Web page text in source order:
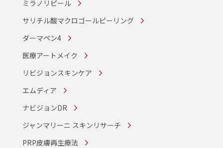
ミラノリピール
サリチル酸マクロゴールピーリング
ダーマペン4
医療アートメイク
リビジョンスキンケア
エムディア
ナビジョンDR
ジャンマリーニ スキンリサーチ
PRP皮膚再生療法